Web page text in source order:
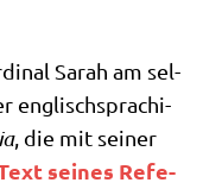
Sarah am sel­
eng­lisch­spra­chi­
, die mit sei­ner
sei­nes Refe­